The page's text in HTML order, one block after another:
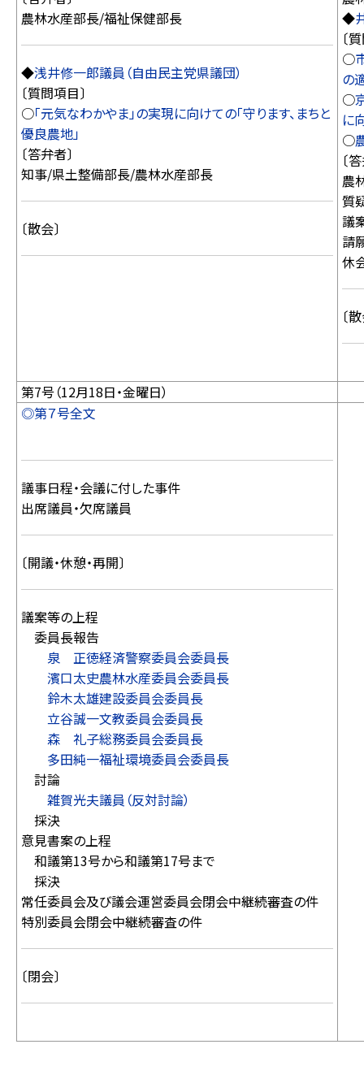
農林水産部長/福祉保健部長
◆浅井修一郎議員（自由民主党県議団）
〔質問項目〕
○「元気なわかやま」の実現に向けての「守ります、まちと
優良農地」
〔答弁者〕
知事/県土整備部長/農林水産部長
〔散会〕
◆
〔
○
の
○
に
○
〔
農
質
議
請
休
〔
第7号（12月18日・金曜日）
◎第７号全文
議事日程・会議に付した事件
出席議員・欠席議員
〔開議・休憩・再開〕
議案等の上程
委員長報告
泉 正徳経済警察委員会委員長
濱口太史農林水産委員会委員長
鈴木太雄建設委員会委員長
立谷誠一文教委員会委員長
森 礼子総務委員会委員長
多田純一福祉環境委員会委員長
討論
雑賀光夫議員（反対討論）
採決
意見書案の上程
和議第13号から和議第17号まで
採決
常任委員会及び議会運営委員会閉会中継続審査の件
特別委員会閉会中継続審査の件
〔閉会〕